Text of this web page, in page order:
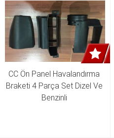
CC Ön Panel Havalandırma
Braketi 4 Parça Set Dizel Ve
Benzinli